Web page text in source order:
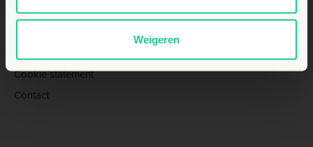
Weigeren
Overeenkomst ontbinden
Cookie statement
Contact